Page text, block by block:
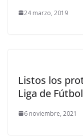
24 marzo, 2019
Listos los
Liga de
6 noviembre, 2021